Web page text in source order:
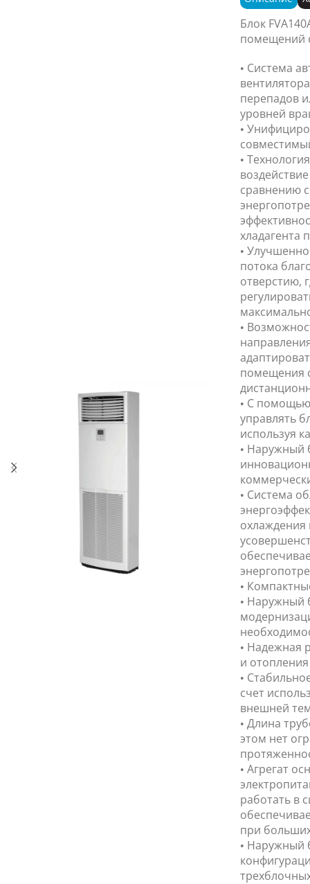
Блок
помещений
• Система
перепадов
уровней
•
•
сравнению
хладагента
•
потока
отверстию,
•
помещения
• С
управлять
используя
• Наружный
• Система
охлаждения
•
• Наружный
• Надежная
и
•
счет
внешней
• Длина
этом нет
• Агрегат
работать в
при
• Наружный